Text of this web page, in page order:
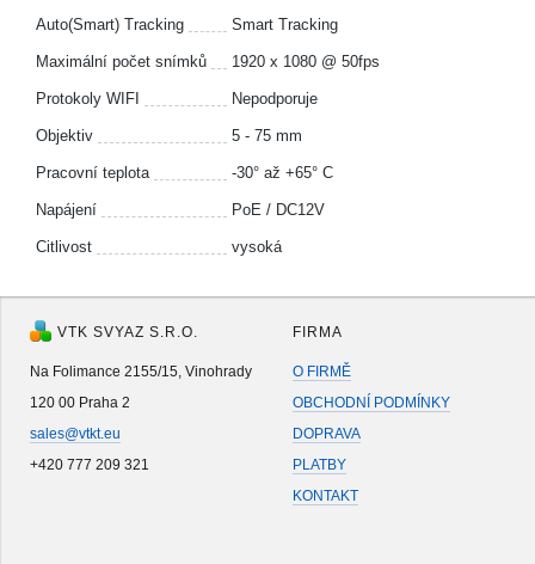
Auto(Smart) Tracking Smart Tracking
Maximální počet snímků 1920 x 1080 @ 50fps
Protokoly WIFI Nepodporuje
Objektiv 5 - 75 mm
Pracovní teplota -30° až +65° C
Napájení PoE / DC12V
Citlivost vysoká
VTK SVYAZ S.R.O.
Na Folimance 2155/15, Vinohrady
120 00 Praha 2
sales@vtkt.eu
+420 777 209 321
FIRMA
O FIRMĚ
OBCHODNÍ PODMÍNKY
DOPRAVA
PLATBY
KONTAKT